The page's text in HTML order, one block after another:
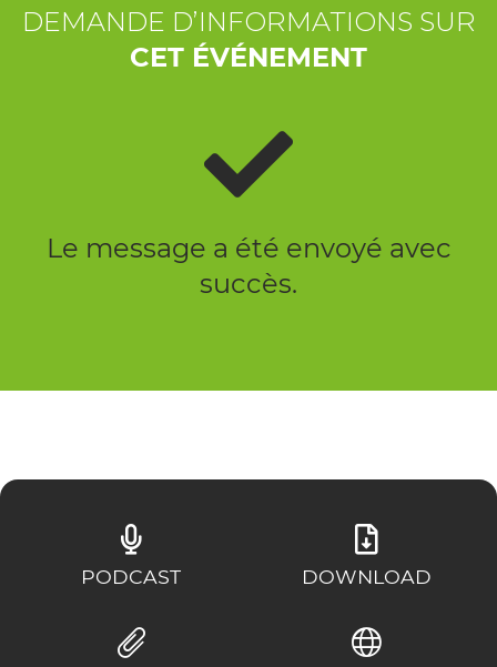
DEMANDE D’INFORMATIONS SUR
CET ÉVÉNEMENT
Le message a été envoyé avec
succès.
PODCAST DOWNLOAD